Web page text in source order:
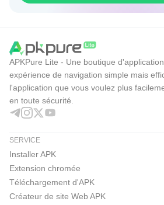
APKPure Lite - Une boutique
expérience de navigation simple mais
l'application que vous voulez plus
en toute sécurité.
SERVICE
Installer APK
Extension chromée
Téléchargement d'APK
Créateur de site Web APK